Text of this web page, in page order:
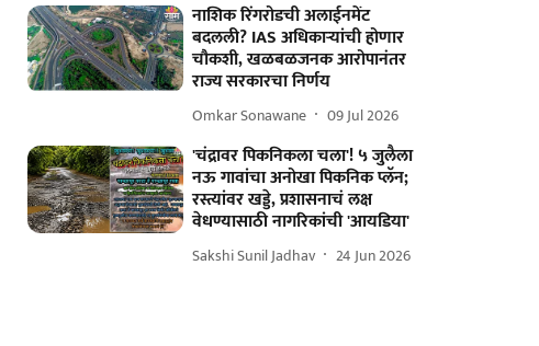
नाशिक रिंगरोडची अलाईनमेंट
बदलली? IAS अधिकाऱ्यांची होणार
चौकशी, खळबळजनक आरोपानंतर
राज्य सरकारचा निर्णय
Omkar Sonawane 09 Jul 2026
'चंद्रावर पिकनिकला चला'! ५ जुलैला
नऊ गावांचा अनोखा पिकनिक प्लॅन;
रस्त्यांवर खड्डे, प्रशासनाचं लक्ष
वेधण्यासाठी नागरिकांची 'आयडिया'
Sakshi Sunil Jadhav 24 Jun 2026